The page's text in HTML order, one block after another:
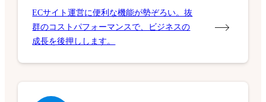
ECサイト運営に便利な機能が勢ぞろい。抜
群のコストパフォーマンスで、ビジネスの
成長を後押しします。